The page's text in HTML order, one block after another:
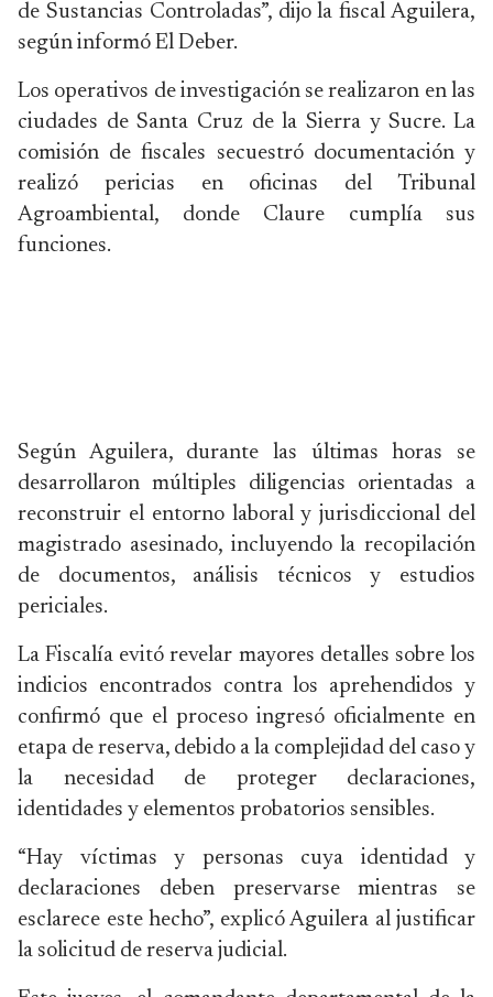
de Sustancias Controladas”, dijo la fiscal Aguilera,
según informó El Deber.
Los operativos de investigación se realizaron en las
ciudades de Santa Cruz de la Sierra y Sucre. La
comisión de fiscales secuestró documentación y
realizó pericias en oficinas del Tribunal
Agroambiental, donde Claure cumplía sus
funciones.
Según Aguilera, durante las últimas horas se
desarrollaron múltiples diligencias orientadas a
reconstruir el entorno laboral y jurisdiccional del
magistrado asesinado, incluyendo la recopilación
de documentos, análisis técnicos y estudios
periciales.
La Fiscalía evitó revelar mayores detalles sobre los
indicios encontrados contra los aprehendidos y
confirmó que el proceso ingresó oficialmente en
etapa de reserva, debido a la complejidad del caso y
la necesidad de proteger declaraciones,
identidades y elementos probatorios sensibles.
“Hay víctimas y personas cuya identidad y
declaraciones deben preservarse mientras se
esclarece este hecho”, explicó Aguilera al justificar
la solicitud de reserva judicial.